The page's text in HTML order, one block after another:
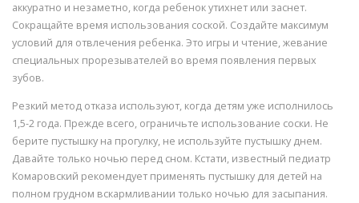
аккуратно и незаметно, когда ребенок утихнет или заснет.
Сокращайте время использования соской. Создайте максимум
условий для отвлечения ребенка. Это игры и чтение, жевание
специальных прорезывателей во время появления первых
зубов.
Резкий метод отказа используют, когда детям уже исполнилось
1,5-2 года. Прежде всего, ограничьте использование соски. Не
берите пустышку на прогулку, не используйте пустышку днем.
Давайте только ночью перед сном. Кстати, известный педиатр
Комаровский рекомендует применять пустышку для детей на
полном грудном вскармливании только ночью для засыпания.